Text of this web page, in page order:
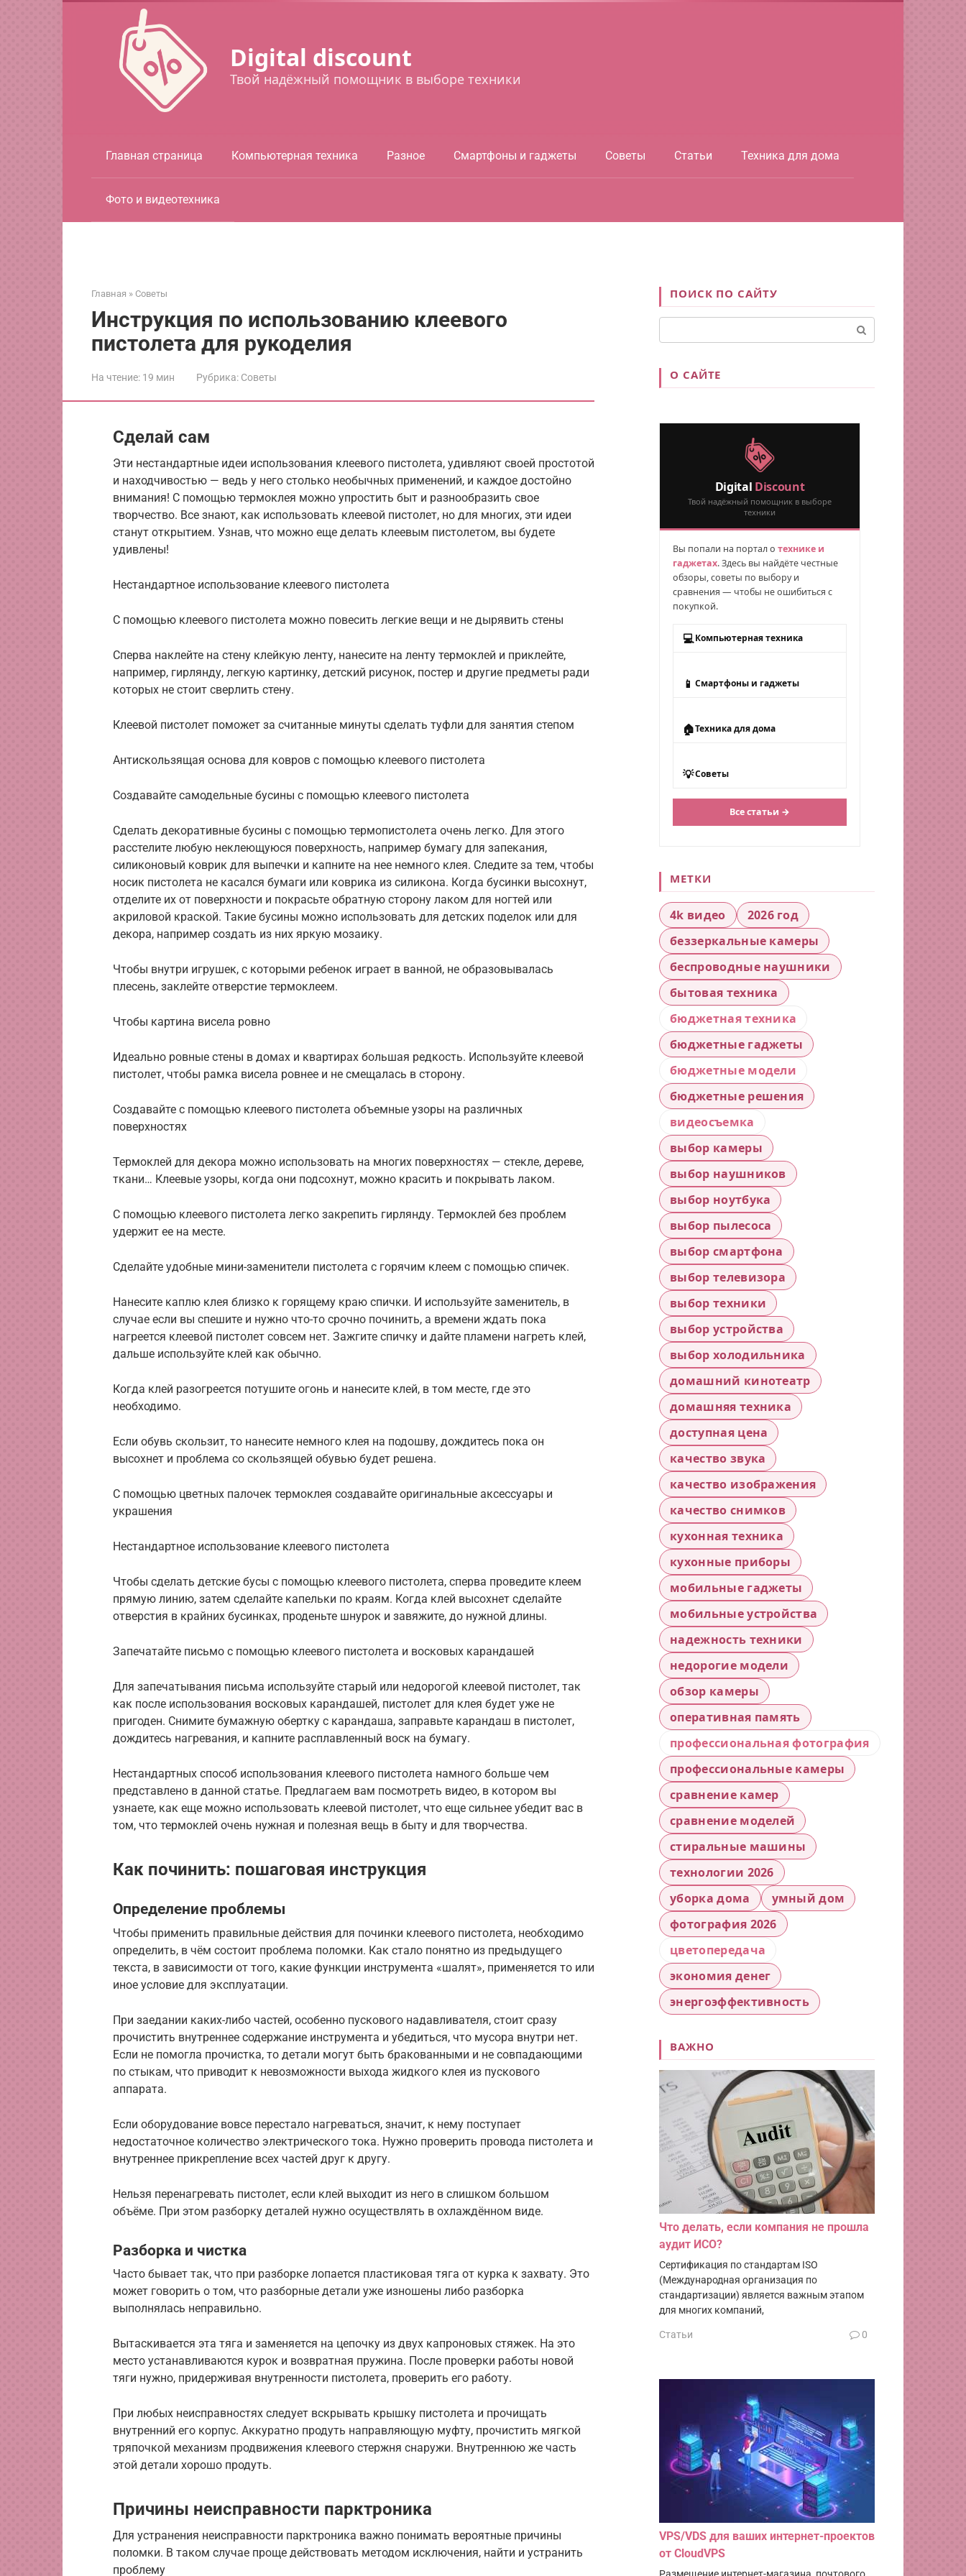
Digital discount
Твой надёжный помощник в выборе техники
Главная страница Компьютерная техника Разное Смартфоны и гаджеты Советы Статьи Техника для дома
Фото и видеотехника
Главная » Советы
Инструкция по использованию клеевого
пистолета для рукоделия
На чтение: 19 мин Рубрика: Советы
Сделай сам
Эти нестандартные идеи использования клеевого пистолета, удивляют своей простотой
и находчивостью — ведь у него столько необычных применений, и каждое достойно
внимания! С помощью термоклея можно упростить быт и разнообразить свое
творчество. Все знают, как использовать клеевой пистолет, но для многих, эти идеи
станут открытием. Узнав, что можно еще делать клеевым пистолетом, вы будете
удивлены!
Нестандартное использование клеевого пистолета
С помощью клеевого пистолета можно повесить легкие вещи и не дырявить стены
Сперва наклейте на стену клейкую ленту, нанесите на ленту термоклей и приклейте,
например, гирлянду, легкую картинку, детский рисунок, постер и другие предметы ради
которых не стоит сверлить стену.
Клеевой пистолет поможет за считанные минуты сделать туфли для занятия степом
Антискользящая основа для ковров с помощью клеевого пистолета
Создавайте самодельные бусины с помощью клеевого пистолета
Сделать декоративные бусины с помощью термопистолета очень легко. Для этого
расстелите любую неклеющуюся поверхность, например бумагу для запекания,
силиконовый коврик для выпечки и капните на нее немного клея. Следите за тем, чтобы
носик пистолета не касался бумаги или коврика из силикона. Когда бусинки высохнут,
отделите их от поверхности и покрасьте обратную сторону лаком для ногтей или
акриловой краской. Такие бусины можно использовать для детских поделок или для
декора, например создать из них яркую мозаику.
Чтобы внутри игрушек, с которыми ребенок играет в ванной, не образовывалась
плесень, заклейте отверстие термоклеем.
Чтобы картина висела ровно
Идеально ровные стены в домах и квартирах большая редкость. Используйте клеевой
пистолет, чтобы рамка висела ровнее и не смещалась в сторону.
Создавайте с помощью клеевого пистолета объемные узоры на различных
поверхностях
Термоклей для декора можно использовать на многих поверхностях — стекле, дереве,
ткани… Клеевые узоры, когда они подсохнут, можно красить и покрывать лаком.
С помощью клеевого пистолета легко закрепить гирлянду. Термоклей без проблем
удержит ее на месте.
Сделайте удобные мини-заменители пистолета с горячим клеем с помощью спичек.
Нанесите каплю клея близко к горящему краю спички. И используйте заменитель, в
случае если вы спешите и нужно что-то срочно починить, а времени ждать пока
нагреется клеевой пистолет совсем нет. Зажгите спичку и дайте пламени нагреть клей,
дальше используйте клей как обычно.
Когда клей разогреется потушите огонь и нанесите клей, в том месте, где это
необходимо.
Если обувь скользит, то нанесите немного клея на подошву, дождитесь пока он
высохнет и проблема со скользящей обувью будет решена.
С помощью цветных палочек термоклея создавайте оригинальные аксессуары и
украшения
Нестандартное использование клеевого пистолета
Чтобы сделать детские бусы с помощью клеевого пистолета, сперва проведите клеем
прямую линию, затем сделайте капельки по краям. Когда клей высохнет сделайте
отверстия в крайних бусинках, проденьте шнурок и завяжите, до нужной длины.
Запечатайте письмо с помощью клеевого пистолета и восковых карандашей
Для запечатывания письма используйте старый или недорогой клеевой пистолет, так
как после использования восковых карандашей, пистолет для клея будет уже не
пригоден. Снимите бумажную обертку с карандаша, заправьте карандаш в пистолет,
дождитесь нагревания, и капните расплавленный воск на бумагу.
Нестандартных способ использования клеевого пистолета намного больше чем
представлено в данной статье. Предлагаем вам посмотреть видео, в котором вы
узнаете, как еще можно использовать клеевой пистолет, что еще сильнее убедит вас в
том, что термоклей очень нужная и полезная вещь в быту и для творчества.
Как починить: пошаговая инструкция
Определение проблемы
Чтобы применить правильные действия для починки клеевого пистолета, необходимо
определить, в чём состоит проблема поломки. Как стало понятно из предыдущего
текста, в зависимости от того, какие функции инструмента «шалят», применяется то или
иное условие для эксплуатации.
При заедании каких-либо частей, особенно пускового надавливателя, стоит сразу
прочистить внутреннее содержание инструмента и убедиться, что мусора внутри нет.
Если не помогла прочистка, то детали могут быть бракованными и не совпадающими
по стыкам, что приводит к невозможности выхода жидкого клея из пускового
аппарата.
Если оборудование вовсе перестало нагреваться, значит, к нему поступает
недостаточное количество электрического тока. Нужно проверить провода пистолета и
внутреннее прикрепление всех частей друг к другу.
Нельзя перенагревать пистолет, если клей выходит из него в слишком большом
объёме. При этом разборку деталей нужно осуществлять в охлаждённом виде.
Разборка и чистка
Часто бывает так, что при разборке лопается пластиковая тяга от курка к захвату. Это
может говорить о том, что разборные детали уже изношены либо разборка
выполнялась неправильно.
Вытаскивается эта тяга и заменяется на цепочку из двух капроновых стяжек. На это
место устанавливаются курок и возвратная пружина. После проверки работы новой
тяги нужно, придерживая внутренности пистолета, проверить его работу.
При любых неисправностях следует вскрывать крышку пистолета и прочищать
внутренний его корпус. Аккуратно продуть направляющую муфту, прочистить мягкой
тряпочкой механизм продвижения клеевого стержня снаружи. Внутреннюю же часть
этой детали хорошо продуть.
Причины неисправности парктроника
Для устранения неисправности парктроника важно понимать вероятные причины
поломки. В таком случае проще действовать методом исключения, найти и устранить
проблему
ПОИСК ПО САЙТУ
О САЙТЕ
Digital Discount
Твой надёжный помощник в выборе
техники
Вы попали на портал о технике и
гаджетах. Здесь вы найдёте честные
обзоры, советы по выбору и
сравнения — чтобы не ошибиться с
покупкой.
💻 Компьютерная техника
📱 Смартфоны и гаджеты
🏠Техника для дома
💡Советы
Все статьи →
МЕТКИ
4k видео
2026 год
беззеркальные камеры
беспроводные наушники
бытовая техника
бюджетная техника
бюджетные гаджеты
бюджетные модели
бюджетные решения
видеосъемка
выбор камеры
выбор наушников
выбор ноутбука
выбор пылесоса
выбор смартфона
выбор телевизора
выбор техники
выбор устройства
выбор холодильника
домашний кинотеатр
домашняя техника
доступная цена
качество звука
качество изображения
качество снимков
кухонная техника
кухонные приборы
мобильные гаджеты
мобильные устройства
надежность техники
недорогие модели
обзор камеры
оперативная память
профессиональная фотография
профессиональные камеры
сравнение камер
сравнение моделей
стиральные машины
технологии 2026
уборка дома
умный дом
фотография 2026
цветопередача
экономия денег
энергоэффективность
ВАЖНО
Что делать, если компания не прошла
аудит ИСО?
Сертификация по стандартам ISO
(Международная организация по
стандартизации) является важным этапом
для многих компаний,
Статьи 0
VPS/VDS для ваших интернет-проектов
от CloudVPS